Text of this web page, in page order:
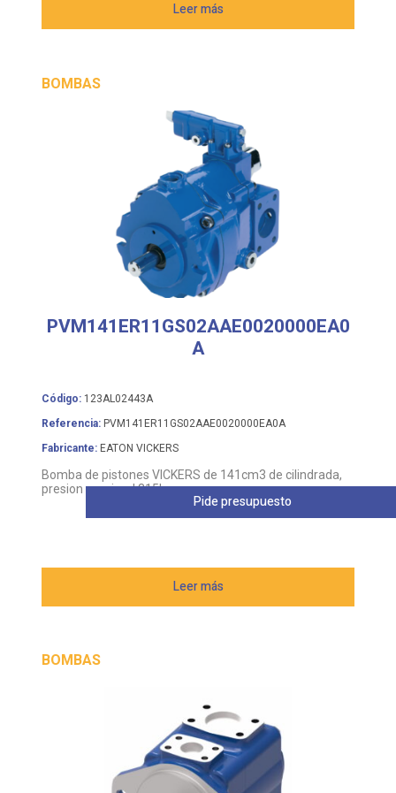
Leer más
BOMBAS
PVM141ER11GS02AAE0020000EA0
A
Código: 123AL02443A
Referencia: PVM141ER11GS02AAE0020000EA0A
Fabricante: EATON VICKERS
Bomba de pistones VICKERS de 141cm3 de cilindrada,
presion nomimal 315bar
Leer más
Pide presupuesto
BOMBAS